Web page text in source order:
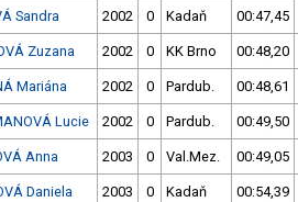
Sandra 2002 0 Kadaň 00:47,45
Zuzana 2002 0 KK Brno 00:48,20
Mariána 2002 0 Pardub. 00:48,61
Lucie 2002 0 Pardub. 00:49,50
Anna 2003 0 Val.Mez. 00:49,05
Daniela 2003 0 Kadaň 00:54,39